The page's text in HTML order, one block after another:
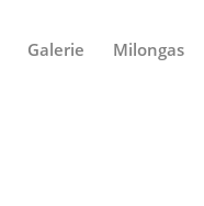
Galerie Milongas